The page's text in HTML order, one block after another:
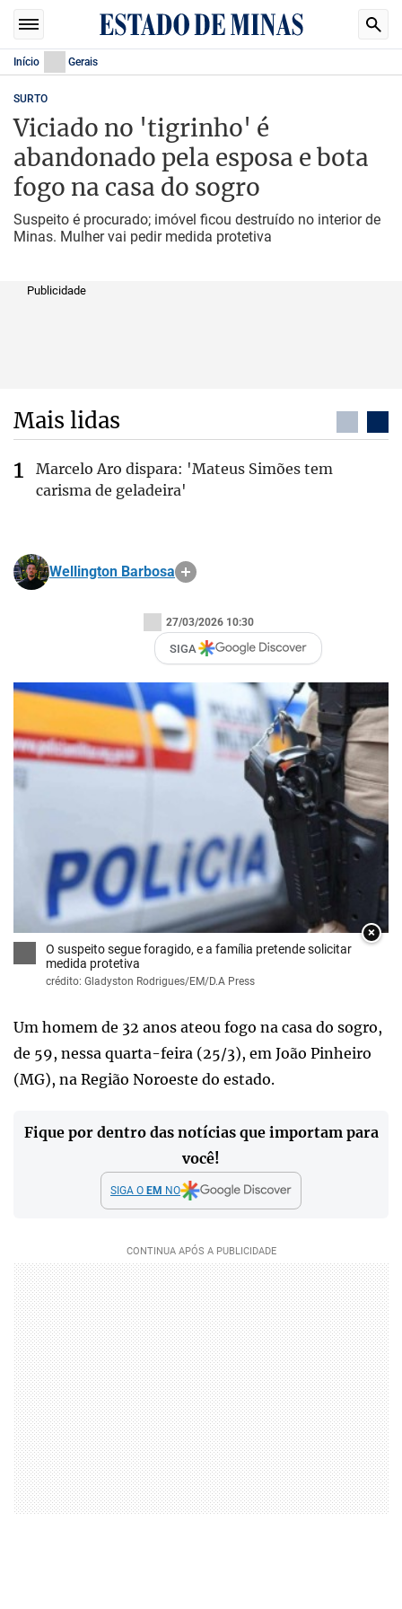
Início Gerais
SURTO
Viciado no 'tigrinho' é
abandonado pela esposa e bota
fogo na casa do sogro
Suspeito é procurado; imóvel ficou destruído no interior de
Minas. Mulher vai pedir medida protetiva
Publicidade
Mais lidas
Marcelo Aro dispara: 'Mateus Simões tem
carisma de geladeira'
Wellington Barbosa
27/03/2026 10:30
SIGA
×
O suspeito segue foragido, e a família pretende solicitar
medida protetiva
crédito: Gladyston Rodrigues/EM/D.A Press
Um homem de 32 anos ateou fogo na casa do sogro,
de 59, nessa quarta-feira (25/3), em João Pinheiro
(MG), na Região Noroeste do estado.
Fique por dentro das notícias que importam para
você!
SIGA O EM NO